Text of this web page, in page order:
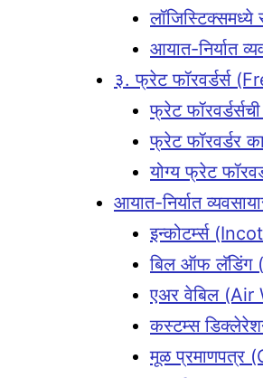
आयात-निर्यात
३. फ्रेट फॉरवर्डर्स
फ्रेट
फ्रेट फॉरवर्डर
योग्य फ्रेट
आयात-निर्यात
इन्कोटर्म्स
बिल ऑफ लॅडिंग
एअर वेबिल (Air
कस्टम्स
मूळ प्रमाणपत्र